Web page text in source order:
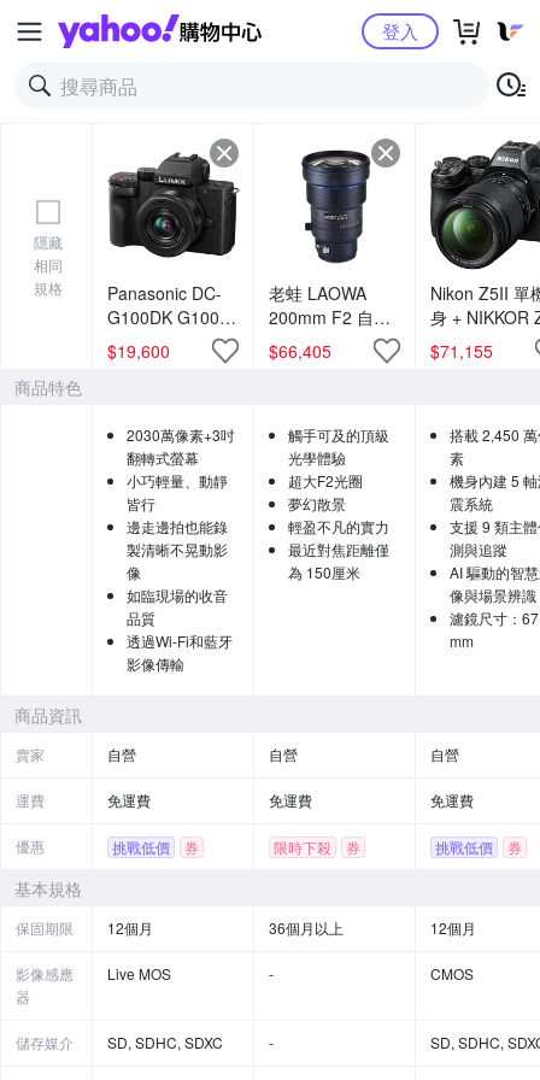
Yahoo購物中心登入
隱藏
相同
規格
Panasonic DC-
G100DK G100D
+ 12-32mm 變焦
鏡組 公司貨
$19,600
老蛙 LAOWA
200mm F2 自動
對焦全畫幅鏡頭
公司貨
$66,405
Nikon Z5II 單
身 + NIKKOR
24-200mm
6.3 VR KIT 變
$71,155
商品特色
2030萬像素+3吋
翻轉式螢幕
小巧輕量、動靜
皆行
邊走邊拍也能錄
製清晰不晃動影
像
如臨現場的收音
品質
透過Wi-Fi和藍牙
影像傳輸
觸手可及的頂級
光學體驗
超大F2光圈
夢幻散景
輕盈不凡的實力
最近對焦距離僅
為 150厘米
搭載 2,450
素
機身內建 5
震系統
支援 9 類主
測與追蹤
AI 驅動的智
像與場景辨識
濾鏡尺寸：67
mm
商品資訊
賣家 自營 自營 自營
運費 免運費 免運費 免運費
優惠 挑戰低價
券
限時下殺 券 挑戰低價
券
基本規格
保固期限 12個月 36個月以上 12個月
影像感應
器
Live MOS - CMOS
儲存媒介 SD, SDHC, SDXC - SD, SDHC,